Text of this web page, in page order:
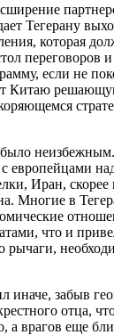
Тегерану
которая
переговоров
если не
Китаю
было
европейцами
Иран, скорее
Многие в
что и
рычаги,
иначе, забыв
отца,
а врагов еще